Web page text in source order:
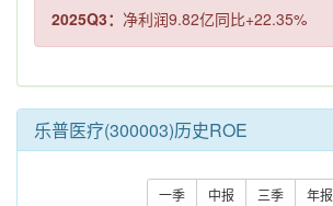
2025Q3： 净利润9.82亿同比+22.35%
乐普医疗(300003)历史ROE
一季 中报 三季 年报